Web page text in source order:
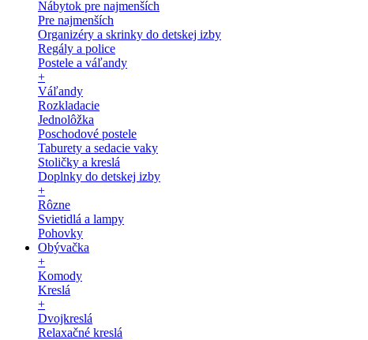
Nábytok pre najmenších
Pre najmenších
Organizéry a skrinky do detskej izby
Regály a police
Postele a váľandy
+
Váľandy
Rozkladacie
Jednolôžka
Poschodové postele
Taburety a sedacie vaky
Stoličky a kreslá
Doplnky do detskej izby
+
Rôzne
Svietidlá a lampy
Pohovky
Obývačka
+
Komody
Kreslá
+
Dvojkreslá
Relaxačné kreslá